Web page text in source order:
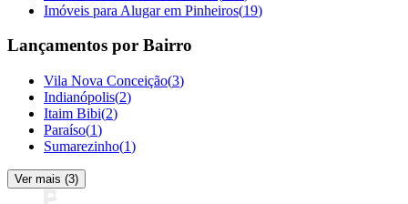
Imóveis para Alugar em Pinheiros(19)
Lançamentos por Bairro
Vila Nova Conceição(3)
Indianópolis(2)
Itaim Bibi(2)
Paraíso(1)
Sumarezinho(1)
Ver mais (3)